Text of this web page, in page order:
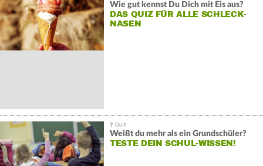
Wie gut kennst Du Dich mit Eis aus?
DAS QUIZ FÜR ALLE SCHLECK-
NASEN
Weißt du mehr als ein Grundschüler?
TESTE DEIN SCHUL-WISSEN!